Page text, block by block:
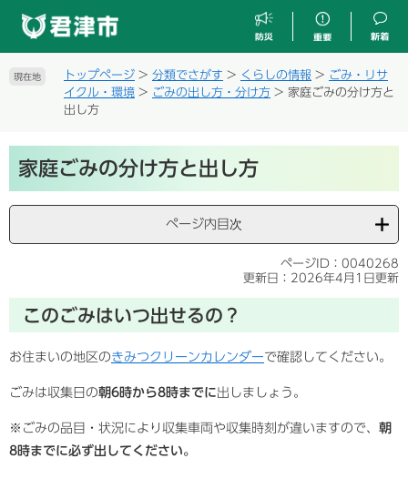
す
し
現在地 トップページ > 分類でさがす > くらしの情報 > ごみ・リサ
イクル・環境 > ごみの出し方・分け方 > 家庭ごみの分け方と
出し方
文家庭ごみの分け方と出し方
ページ内目次
ページID：0040268
更新日：2026年4月1日更新
このごみはいつ出せるの？
お住まいの地区のきみつクリーンカレンダーで確認してください。
ごみは収集日の朝6時から8時までに出しましょう。
※ごみの品目・状況により収集車両や収集時刻が違いますので、 朝
8時までに必ず出してください。